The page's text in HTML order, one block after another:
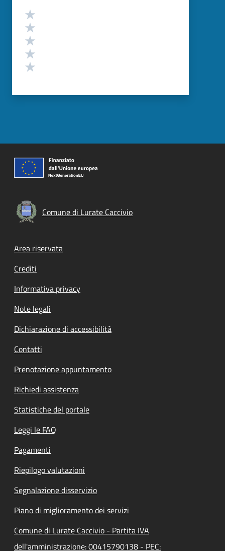
Valutazione
Comune di Lurate Caccivio
Footer menu
Area riservata
Crediti
Informativa privacy
Note legali
Dichiarazione di accessibilità
Contatti
Prenotazione appuntamento
Richiedi assistenza
Statistiche del portale
Leggi le FAQ
Pagamenti
Riepilogo valutazioni
Segnalazione disservizio
Piano di miglioramento dei servizi
Comune di Lurate Caccivio - Partita IVA
dell'amministrazione: 00415790138 - PEC: